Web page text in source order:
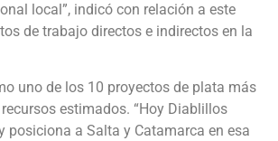
local”, indicó con relación a este
de trabajo directos e indirectos en la
uno de los 10 proyectos de plata más
estimados. “Hoy Diablillos
a Salta y Catamarca en esa